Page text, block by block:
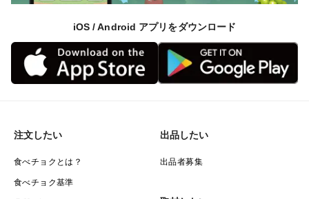
口をしっかりと閉じて冷凍 賞味期限目安約3カ月
iOS / Android アプリをダウンロード
注文したい
食べチョクとは？
食べチョク基準
出品したい
出品者募集